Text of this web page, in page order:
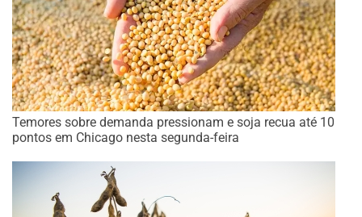
Temores sobre demanda pressionam e soja recua até 10
pontos em Chicago nesta segunda-feira